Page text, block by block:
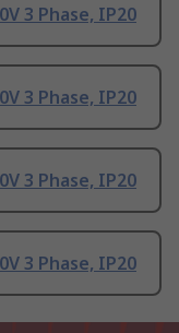
3 Phase, IP20
3 Phase, IP20
3 Phase, IP20
3 Phase, IP20